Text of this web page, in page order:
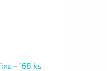
- 168 ks